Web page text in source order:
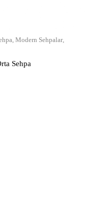
, Modern Sehpalar,
Sehpa